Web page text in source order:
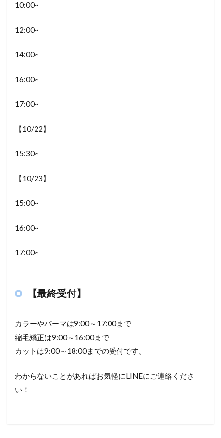
10:00~
12:00~
14:00~
16:00~
17:00~
【10/22】
15:30~
【10/23】
15:00~
16:00~
17:00~
【最終受付】
カラーやパーマは9:00～ 17:00まで
縮毛矯正は9:00～ 16:00まで
カットは9:00～ 18:00までの受付です。
わからないことがあればお気軽にLINEにご連絡くださ
い！